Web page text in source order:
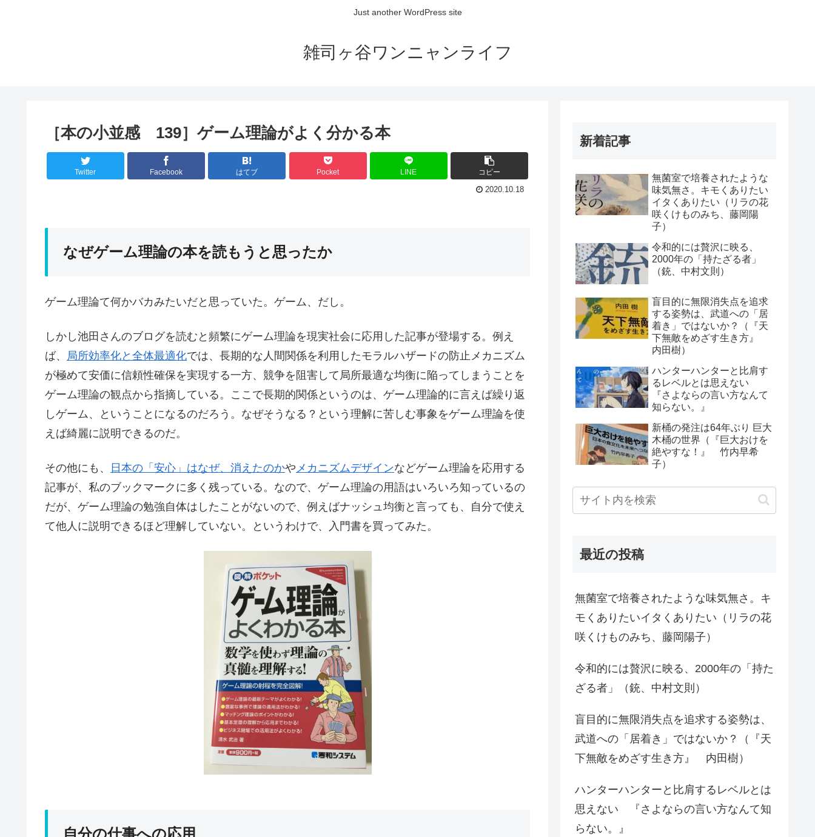
Just another WordPress site
雑司ヶ谷ワンニャンライフ
［本の小並感 139］ゲーム理論がよく分かる本
Twitter Facebook はてブ Pocket LINE コピー
2020.10.18
なぜゲーム理論の本を読もうと思ったか
ゲーム理論て何かバカみたいだと思っていた。ゲーム、だし。
しかし池田さんのブログを読むと頻繁にゲーム理論を現実社会に応用した記事が登場する。例え
ば、 局所効率化と全体最適化では、長期的な人間関係を利用したモラルハザードの防止メカニズム
が極めて安価に信頼性確保を実現する一方、競争を阻害して局所最適な均衡に陥ってしまうことを
ゲーム理論の観点から指摘している。ここで長期的関係というのは、ゲーム理論的に言えば繰り返
しゲーム、ということになるのだろう。なぜそうなる？という理解に苦しむ事象をゲーム理論を使
えば綺麗に説明できるのだ。
その他にも、 日本の「安心」はなぜ、消えたのかや メカニズムデザインなどゲーム理論を応用する
記事が、私のブックマークに多く残っている。なので、ゲーム理論の用語はいろいろ知っているの
だが、ゲーム理論の勉強自体はしたことがないので、例えばナッシュ均衡と言っても、自分で使え
て他人に説明できるほど理解していない。というわけで、入門書を買ってみた。
自分の仕事への応用
新着記事
無菌室で培養されたような
味気無さ。キモくありたい
イタくありたい（リラの花
咲くけものみち、藤岡陽
子）
令和的には贅沢に映る、
2000年の「持たざる者」
（銃、中村文則）
盲目的に無限消失点を追求
する姿勢は、武道への「居
着き」ではないか？（『天
下無敵をめざす生き方』
内田樹）
ハンターハンターと比肩す
るレベルとは思えない
『さよならの言い方なんて
知らない。』
新桶の発注は64年ぶり 巨大
木桶の世界（『巨大おけを
絶やすな！』 竹内早希
子）
最近の投稿
無菌室で培養されたような味気無さ。キ
モくありたいイタくありたい（リラの花
咲くけものみち、藤岡陽子）
令和的には贅沢に映る、2000年の「持た
ざる者」（銃、中村文則）
盲目的に無限消失点を追求する姿勢は、
武道への「居着き」ではないか？（『天
下無敵をめざす生き方』 内田樹）
ハンターハンターと比肩するレベルとは
思えない 『さよならの言い方なんて知
らない。』